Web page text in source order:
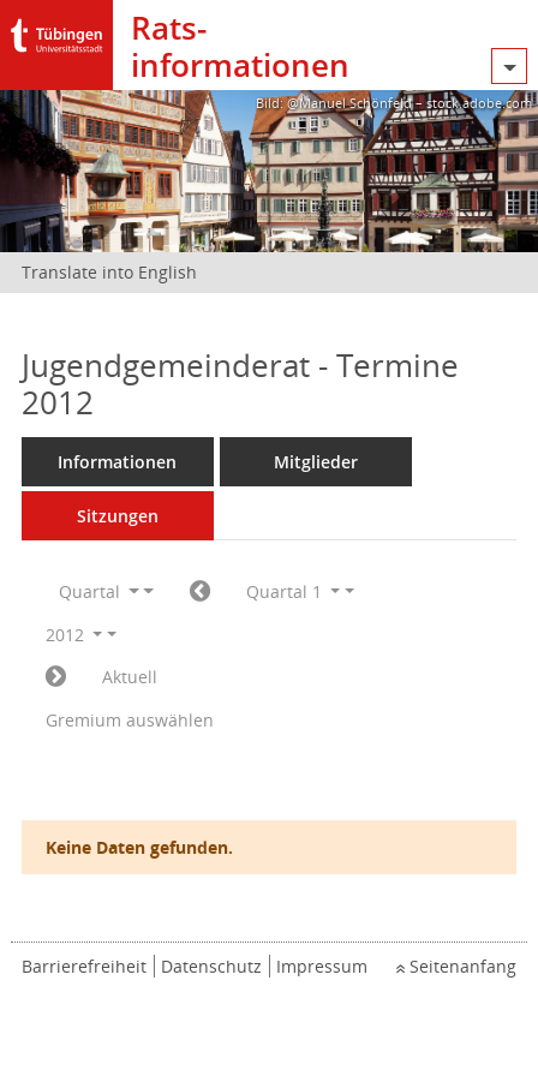
Rats­
informationen
Bild: @Manuel Schönfeld – stock.adobe.com
Translate into English
Jugendgemeinderat - Termine
2012
Informationen Mitglieder
Sitzungen
Quartal
Quartal 1
2012
Aktuell
Gremium auswählen
Keine Daten gefunden.
Barrierefreiheit Datenschutz Impressum Seitenanfang